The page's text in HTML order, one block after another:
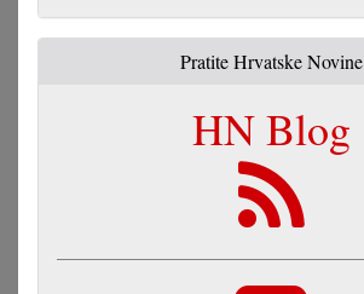
Pratite Hrvatske Novine
HN Blog